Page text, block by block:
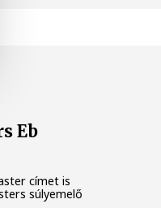
Eb
címet is
súlyemelő